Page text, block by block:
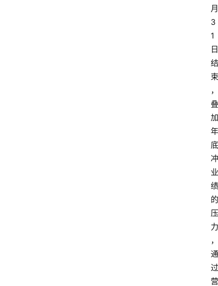
月
3
1
日
结
束
，
叠
加
年
底
冲
业
绩
的
压
力
，
通
过
营